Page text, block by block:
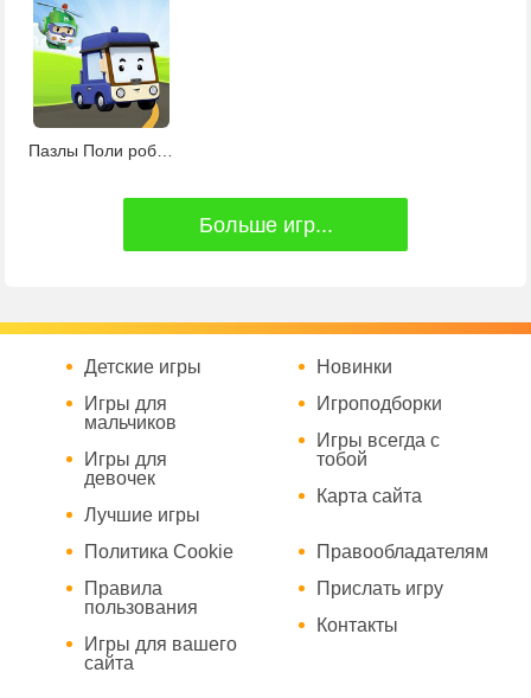
Пазлы Поли робокар
Больше игр...
Детские игры
Игры для
мальчиков
Игры для
девочек
Лучшие игры
Новинки
Игроподборки
Игры всегда с
тобой
Карта сайта
Политика Cookie
Правила
пользования
Игры для вашего
сайта
Правообладателям
Прислать игру
Контакты